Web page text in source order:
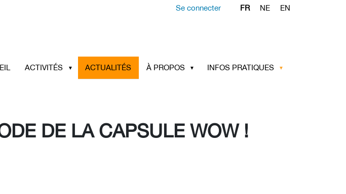
Se connecter FR NE EN
ACTIVITÉS ACTUALITÉS À PROPOS INFOS PRATIQUES
DE LA CAPSULE WOW !